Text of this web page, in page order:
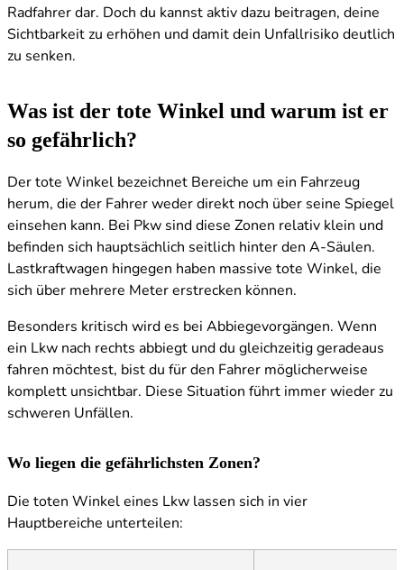
Radfahrer dar. Doch du kannst aktiv dazu beitragen, deine
Sichtbarkeit zu erhöhen und damit dein Unfallrisiko deutlich
zu senken.
Was ist der tote Winkel und warum ist er
so gefährlich?
Der tote Winkel bezeichnet Bereiche um ein Fahrzeug
herum, die der Fahrer weder direkt noch über seine Spiegel
einsehen kann. Bei Pkw sind diese Zonen relativ klein und
befinden sich hauptsächlich seitlich hinter den A-Säulen.
Lastkraftwagen hingegen haben massive tote Winkel, die
sich über mehrere Meter erstrecken können.
Besonders kritisch wird es bei Abbiegevorgängen. Wenn
ein Lkw nach rechts abbiegt und du gleichzeitig geradeaus
fahren möchtest, bist du für den Fahrer möglicherweise
komplett unsichtbar. Diese Situation führt immer wieder zu
schweren Unfällen.
Wo liegen die gefährlichsten Zonen?
Die toten Winkel eines Lkw lassen sich in vier
Hauptbereiche unterteilen: